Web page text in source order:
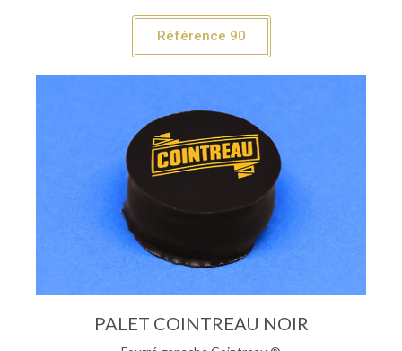
Référence 90
PALET COINTREAU NOIR